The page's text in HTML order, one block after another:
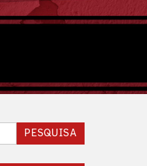
PESQUISA